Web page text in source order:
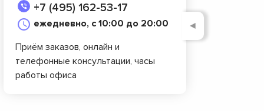
+7 (495) 162-53-17
ежедневно, с 10:00 до 20:00
Приём заказов, онлайн и
телефонные консультации, часы
работы офиса
◄